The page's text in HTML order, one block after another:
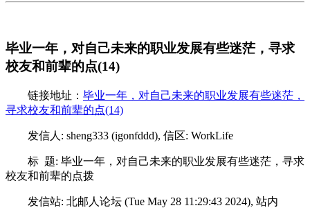
毕业一年，对自己未来的职业发展有些迷茫，寻求
校友和前辈的点(14)
链接地址： 毕业一年，对自己未来的职业发展有些迷茫，
寻求校友和前辈的点(14)
发信人: sheng333 (igonfddd), 信区: WorkLife
标 题: 毕业一年，对自己未来的职业发展有些迷茫，寻求
校友和前辈的点拨
发信站: 北邮人论坛 (Tue May 28 11:29:43 2024), 站内